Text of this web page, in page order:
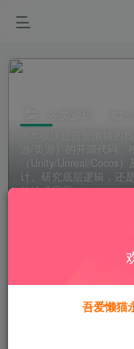
游/页游）的开源代码
（Unity/Unreal/Cocos
计、研究底层逻辑，还
的技术宝库。
吾爱懒猫